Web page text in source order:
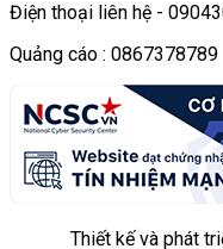
Điện thoại liên hệ -
Quảng cáo : 0867378789
Thiết kế và phát